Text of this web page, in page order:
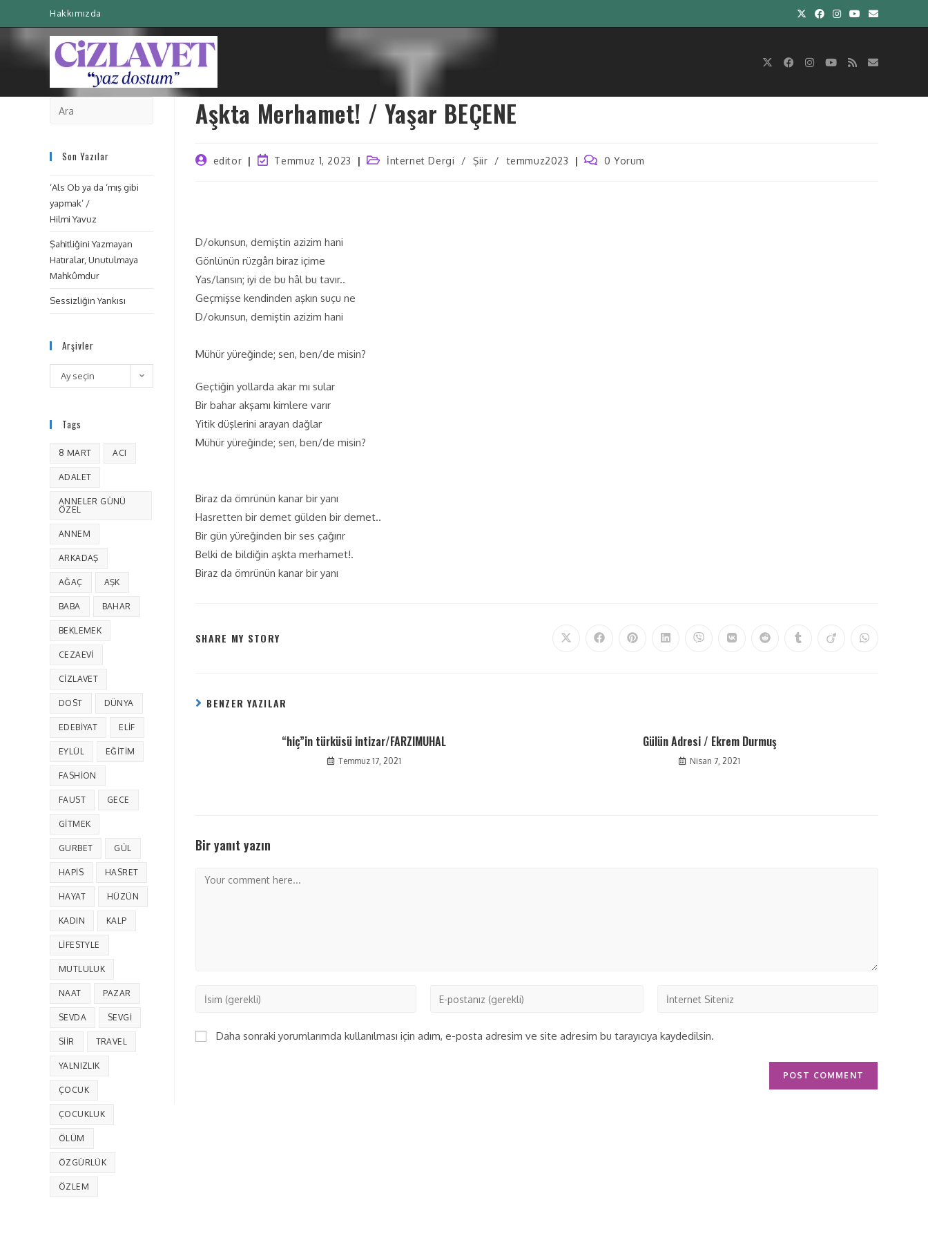
Hakkımızda
Aşkta Merhamet! / Yaşar BEÇENE
editor Temmuz 1, 2023 İnternet Dergi / Şiir / temmuz2023 0 Yorum
D/okunsun, demiştin azizim hani
Gönlünün rüzgârı biraz içime
Yas/lansın; iyi de bu hâl bu tavır..
Geçmişse kendinden aşkın suçu ne
D/okunsun, demiştin azizim hani
Mühür yüreğinde; sen, ben/de misin?
Geçtiğin yollarda akar mı sular
Bir bahar akşamı kimlere varır
Yitik düşlerini arayan dağlar
Mühür yüreğinde; sen, ben/de misin?
Biraz da ömrünün kanar bir yanı
Hasretten bir demet gülden bir demet..
Bir gün yüreğinden bir ses çağırır
Belki de bildiğin aşkta merhamet!.
Biraz da ömrünün kanar bir yanı
SHARE MY STORY
BENZER YAZILAR
“hiç”in türküsü intizar/FARZIMUHAL
Temmuz 17, 2021
Gülün Adresi / Ekrem Durmuş
Nisan 7, 2021
Bir yanıt yazın
Daha sonraki yorumlarımda kullanılması için adım, e-posta adresim ve site adresim bu tarayıcıya kaydedilsin.
Son Yazılar
‘Als Ob ya da ‘mış gibi
yapmak’ /
Hilmi Yavuz
Şahitliğini Yazmayan
Hatıralar, Unutulmaya
Mahkûmdur
Sessizliğin Yankısı
Arşivler
Ay seçin
Tags
8 MART ACI
ADALET
ANNELER GÜNÜ
ÖZEL
ANNEM
ARKADAŞ
AĞAÇ AŞK
BABA BAHAR
BEKLEMEK
CEZAEVI
CIZLAVET
DOST DÜNYA
EDEBIYAT ELIF
EYLÜL EĞITIM
FASHION
FAUST GECE
GITMEK
GURBET GÜL
HAPIS HASRET
HAYAT HÜZÜN
KADIN KALP
LIFESTYLE
MUTLULUK
NAAT PAZAR
SEVDA SEVGI
SIIR TRAVEL
YALNIZLIK
ÇOCUK
ÇOCUKLUK
ÖLÜM
ÖZGÜRLÜK
ÖZLEM